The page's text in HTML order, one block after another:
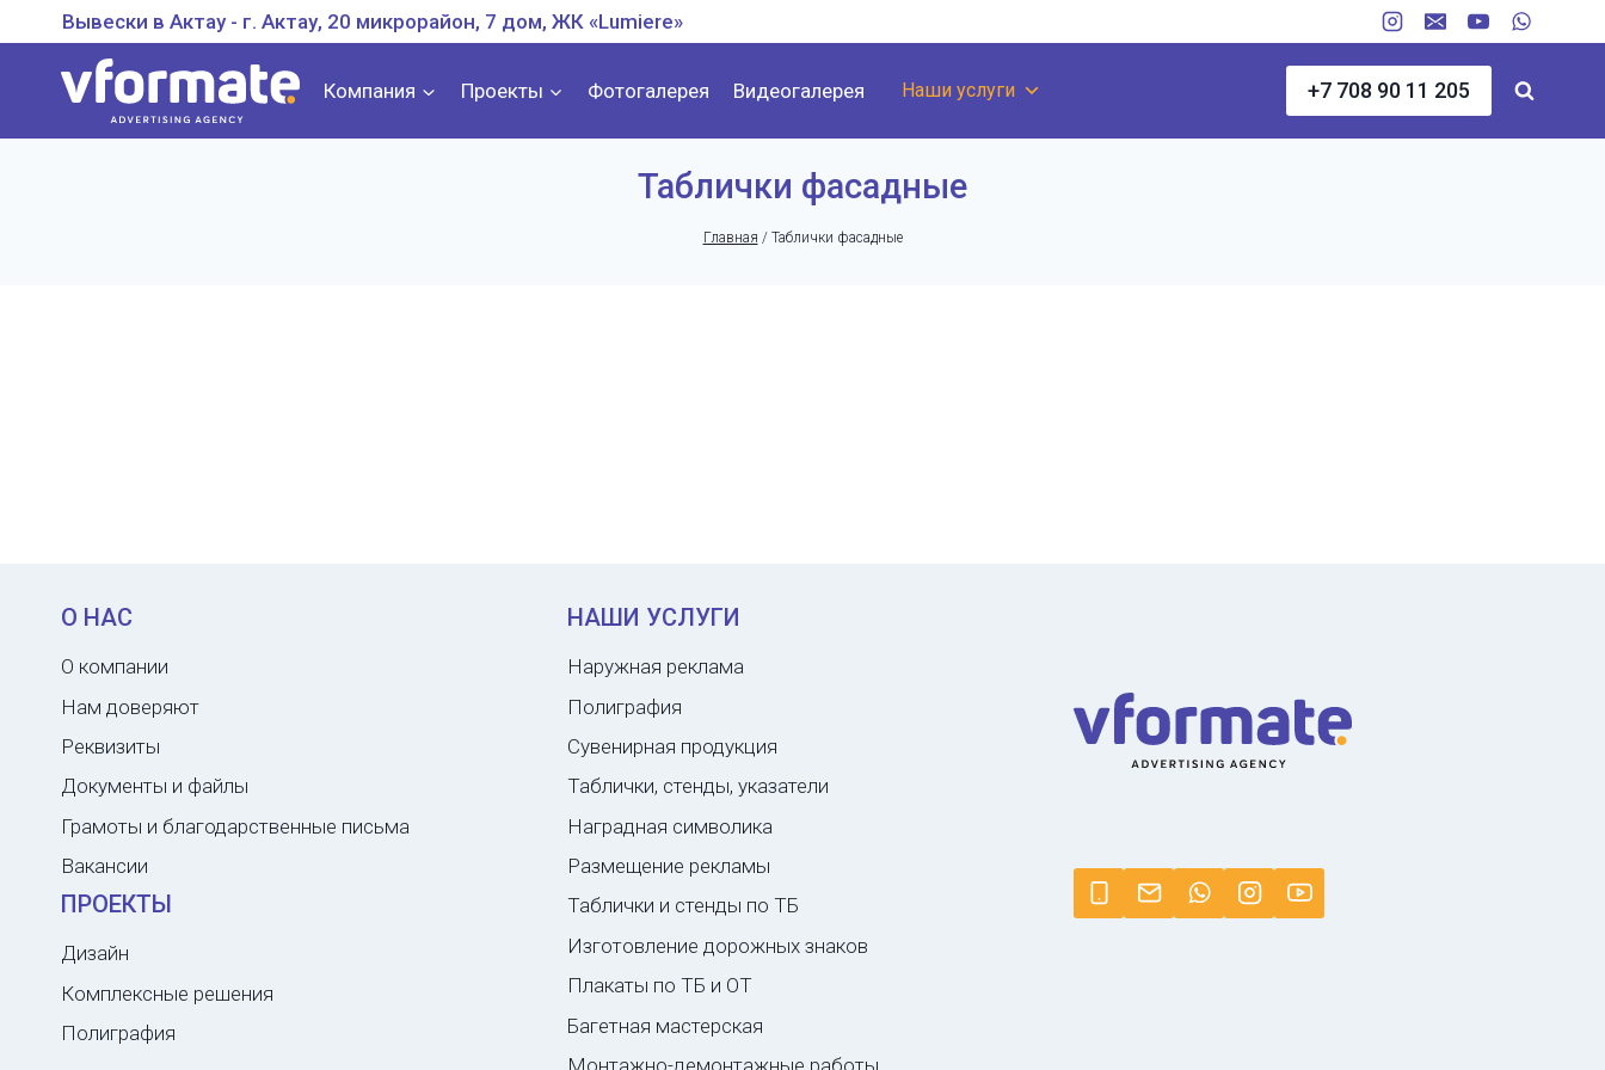
Перейти
к
содержанию
Вывески в Актау - г. Актау, 20 микрорайон, 7 дом, ЖК «Lumiere»
Компания Проекты Фотогалерея Видеогалерея Наши услуги +7 708 90 11 205
Таблички фасадные
Главная / Таблички фасадные
О НАС
О компании
Нам доверяют
Реквизиты
Документы и файлы
Грамоты и благодарственные письма
Вакансии
ПРОЕКТЫ
Дизайн
Комплексные решения
Полиграфия
НАШИ УСЛУГИ
Наружная реклама
Полиграфия
Сувенирная продукция
Таблички, стенды, указатели
Наградная символика
Размещение рекламы
Таблички и стенды по ТБ
Изготовление дорожных знаков
Плакаты по ТБ и ОТ
Багетная мастерская
Монтажно-демонтажные работы